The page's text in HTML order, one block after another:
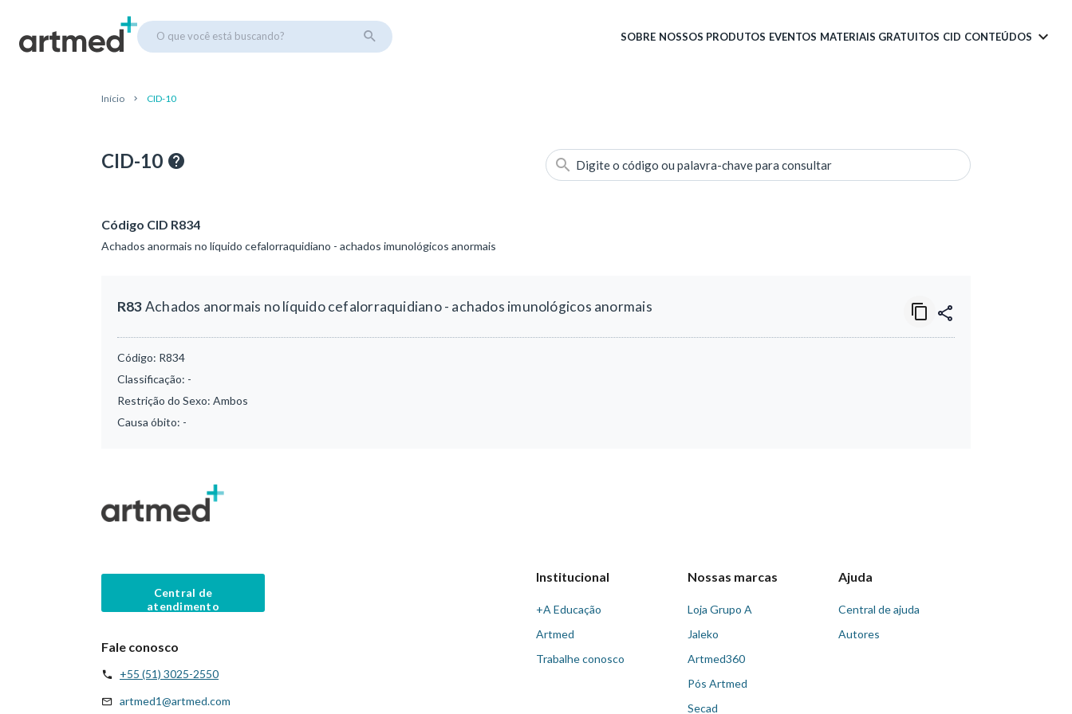
O que você está buscando? SOBRE NOSSOS PRODUTOS EVENTOS MATERIAIS GRATUITOS CID CONTEÚDOS
Início CID-10
CID-10 Digite o código ou palavra-chave para consultar
Código CID R834
Achados anormais no líquido cefalorraquidiano - achados imunológicos anormais
R83Achados anormais no líquido cefalorraquidiano - achados imunológicos anormais
Código: R834
Classificação: -
Restrição do Sexo: Ambos
Causa óbito: -
Central de
atendimento
Fale conosco
+55 (51) 3025-2550
artmed1@artmed.com
Institucional
+A Educação
Artmed
Trabalhe conosco
Nossas marcas
Loja Grupo A
Jaleko
Artmed360
Pós Artmed
Secad
Ajuda
Central de ajuda
Autores